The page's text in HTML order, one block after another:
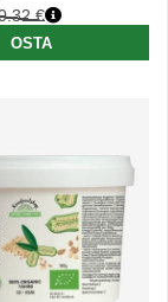
€
OSTA